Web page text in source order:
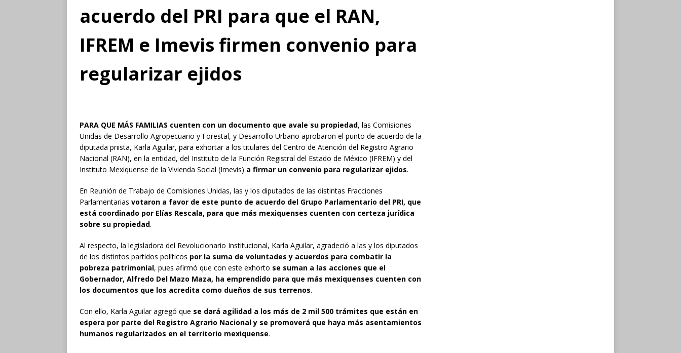
acuerdo del PRI para que el RAN,
IFREM e Imevis firmen convenio para
regularizar ejidos
PARA QUE MÁS FAMILIAS cuenten con un documento que avale su propiedad, las Comisiones
Unidas de Desarrollo Agropecuario y Forestal, y Desarrollo Urbano aprobaron el punto de acuerdo de la
diputada priista, Karla Aguilar, para exhortar a los titulares del Centro de Atención del Registro Agrario
Nacional (RAN), en la entidad, del Instituto de la Función Registral del Estado de México (IFREM) y del
Instituto Mexiquense de la Vivienda Social (Imevis) a firmar un convenio para regularizar ejidos.
En Reunión de Trabajo de Comisiones Unidas, las y los diputados de las distintas Fracciones
Parlamentarias votaron a favor de este punto de acuerdo del Grupo Parlamentario del PRI, que
está coordinado por Elías Rescala, para que más mexiquenses cuenten con certeza jurídica
sobre su propiedad.
Al respecto, la legisladora del Revolucionario Institucional, Karla Aguilar, agradeció a las y los diputados
de los distintos partidos políticos por la suma de voluntades y acuerdos para combatir la
pobreza patrimonial, pues afirmó que con este exhorto se suman a las acciones que el
Gobernador, Alfredo Del Mazo Maza, ha emprendido para que más mexiquenses cuenten con
los documentos que los acredita como dueños de sus terrenos.
Con ello, Karla Aguilar agregó que se dará agilidad a los más de 2 mil 500 trámites que están en
espera por parte del Registro Agrario Nacional y se promoverá que haya más asentamientos
humanos regularizados en el territorio mexiquense.